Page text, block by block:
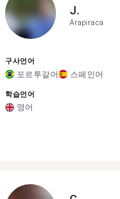
J.
Arapiraca
구사언어
포르투갈어 스페인어
학습언어
영어